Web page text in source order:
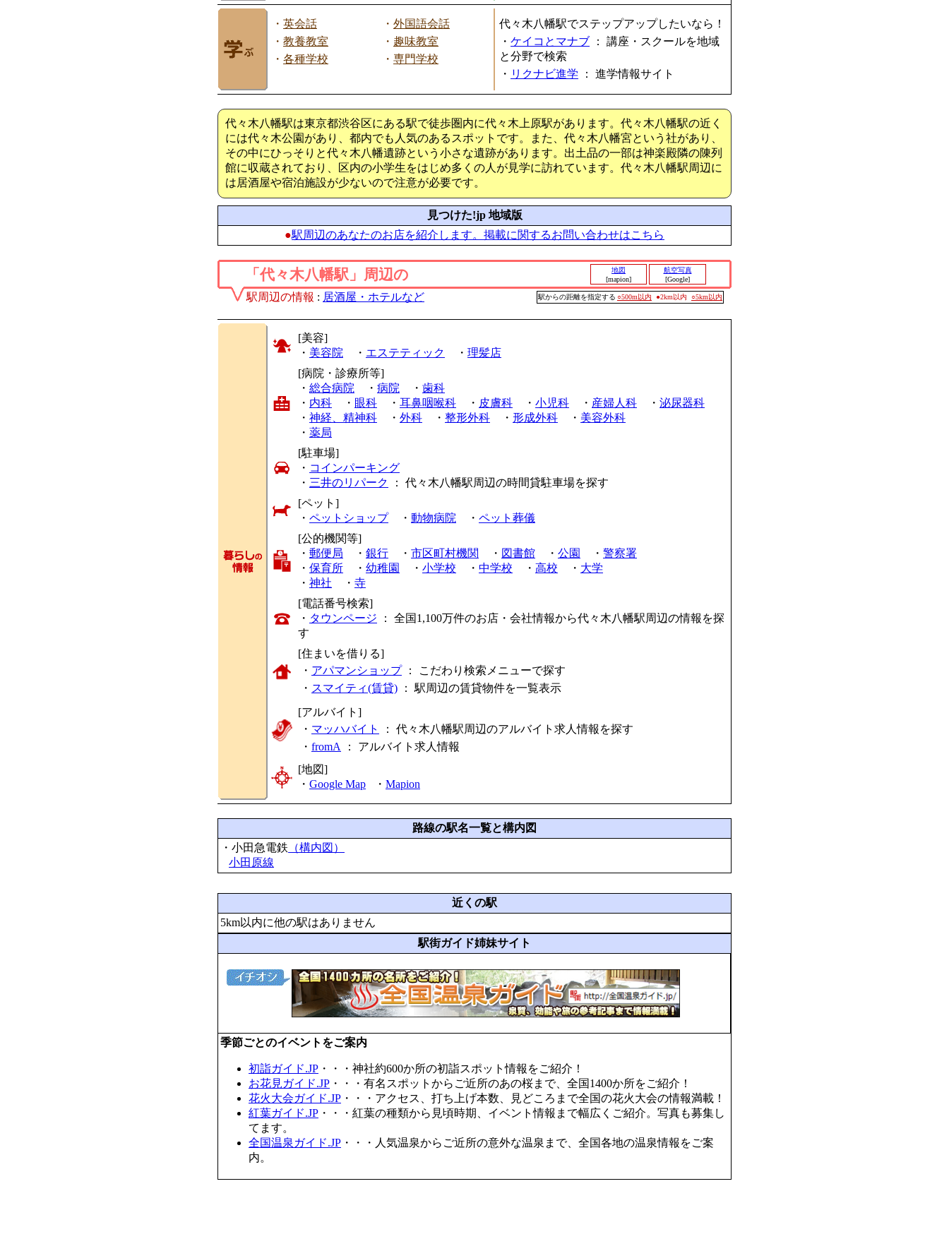
・ 英会話 ・ 外国語会話
・ 教養教室 ・ 趣味教室
・ 各種学校 ・ 専門学校
代々木八幡駅でステップアップしたいなら！
・ ケイコとマナブ ： 講座・スクールを地域
と分野で検索
・ リクナビ進学 ： 進学情報サイト
代々木八幡駅は東京都渋谷区にある駅で徒歩圏内に代々木上原駅があります。代々木八幡駅の近く
には代々木公園があり、都内でも人気のあるスポットです。また、代々木八幡宮という社があり、
その中にひっそりと代々木八幡遺跡という小さな遺跡があります。出土品の一部は神楽殿隣の陳列
館に収蔵されており、区内の小学生をはじめ多くの人が見学に訪れています。代々木八幡駅周辺に
は居酒屋や宿泊施設が少ないので注意が必要です。
見つけた!jp 地域版
●駅周辺のあなたのお店を紹介します。掲載に関するお問い合わせはこちら
「代々木八幡駅」周辺の
地図
[mapion]
航空写真
[Google]
駅周辺の情報 : 居酒屋・ホテルなど 駅からの距離を指定する ○500m以内 ●2km以内 ○5km以内
[美容]
・ 美容院 ・ エステティック ・ 理髪店
[病院・診療所等]
・ 総合病院 ・ 病院 ・ 歯科
・ 内科 ・ 眼科 ・ 耳鼻咽喉科 ・ 皮膚科 ・ 小児科 ・ 産婦人科 ・ 泌尿器科
・ 神経、精神科 ・ 外科 ・ 整形外科 ・ 形成外科 ・ 美容外科
・ 薬局
[駐車場]
・ コインパーキング
・ 三井のリパーク
： 代々木八幡駅周辺の時間貸駐車場を探す
[ペット]
・ ペットショップ・ 動物病院 ・ ペット葬儀
[公的機関等]
・ 郵便局 ・ 銀行 ・ 市区町村機関 ・ 図書館 ・ 公園 ・ 警察署
・ 保育所 ・ 幼稚園 ・ 小学校 ・ 中学校 ・ 高校 ・ 大学
・ 神社 ・ 寺
[電話番号検索]
・ タウンページ ： 全国1,100万件のお店・会社情報から代々木八幡駅周辺の情報を探
す
[住まいを借りる]
・ アパマンショップ： こだわり検索メニューで探す
・ スマイティ(賃貸) ： 駅周辺の賃貸物件を一覧表示
[アルバイト]
・ マッハバイト
： 代々木八幡駅周辺のアルバイト求人情報を探す
・ fromA ： アルバイト求人情報
[地図]
・ Google Map ・ Mapion
路線の駅名一覧と構内図
・小田急電鉄 （構内図）
小田原線
近くの駅
5km以内に他の駅はありません
駅街ガイド姉妹サイト
季節ごとのイベントをご案内
初詣ガイド.JP ・・・神社約600か所の初詣スポット情報をご紹介！
お花見ガイド.JP ・・・有名スポットからご近所のあの桜まで、全国1400か所をご紹介！
花火大会ガイド.JP ・・・アクセス、打ち上げ本数、見どころまで全国の花火大会の情報満載！
紅葉ガイド.JP ・・・紅葉の種類から見頃時期、イベント情報まで幅広くご紹介。写真も募集し
てます。
全国温泉ガイド.JP ・・・人気温泉からご近所の意外な温泉まで、全国各地の温泉情報をご案
内。